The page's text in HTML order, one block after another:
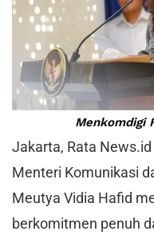
Menkomdigi
Jakarta, Rata News.id
Menteri Komunikasi
Meutya Vidia Hafid
berkomitmen penuh